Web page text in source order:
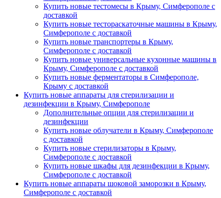
Купить новые тестомесы в Крыму, Симферополе с
доставкой
Купить новые тестораскаточные машины в Крыму,
Симферополе с доставкой
Купить новые транспортеры в Крыму,
Симферополе с доставкой
Купить новые универсальные кухонные машины в
Крыму, Симферополе с доставкой
Купить новые ферментаторы в Симферополе,
Крыму с доставкой
Купить новые аппараты для стерилизации и
дезинфекции в Крыму, Симферополе
Дополнительные опции для стерилизации и
дезинфекции
Купить новые облучатели в Крыму, Симферополе
с доставкой
Купить новые стерилизаторы в Крыму,
Симферополе с доставкой
Купить новые шкафы для дезинфекции в Крыму,
Симферополе с доставкой
Купить новые аппараты шоковой заморозки в Крыму,
Симферополе с доставкой